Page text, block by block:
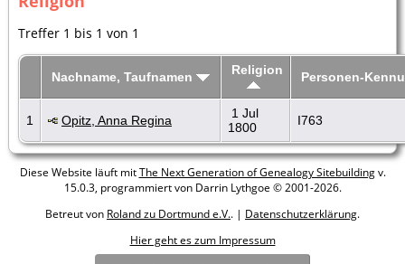
Treffer 1 bis 1 von 1
Nachname, Taufnamen Religion Personen-
1 Opitz, Anna Regina
1 Jul
1800
I763
Diese Website läuft mitThe Next Generation of Genealogy Sitebuildingv.
15.0.3, programmiert von Darrin Lythgoe © 2001-2026.
Betreut von Roland zu Dortmund e.V.. | Datenschutzerklärung.
Hier geht es zum Impressum